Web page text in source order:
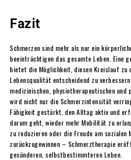
Fazit
Schmerzen sind mehr als nur ein
beeinträchtigen das gesamte Leben. Eine
bietet die Möglichkeit, diesen Kreislauf zu
Lebensqualität entscheidend zu
medizinischen, physiotherapeutischen und
wird nicht nur die Schmerzintensität
Fähigkeit gestärkt, den Alltag aktiv und
darum geht, wieder mehr Mobilität zu
zu reduzieren oder die Freude am sozialen
zurückzugewinnen – Schmerztherapie
gesünderen, selbstbestimmteren Leben.